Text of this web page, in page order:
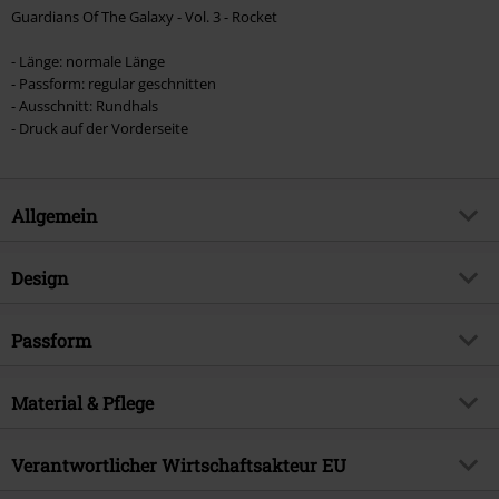
Guardians Of The Galaxy - Vol. 3 - Rocket
- Länge: normale Länge
- Passform: regular geschnitten
- Ausschnitt: Rundhals
- Druck auf der Vorderseite
Allgemein
Artikelnummer:
Produktthema
Signature
Entertainment License
Guardians Of The Galaxy
Design
Produkt-Typ
Bedruckt
Kragenform
Kragenlos
Passform
Passform/Oberteile
Material & Pflege
Obermaterial
100% Baumwolle
Verantwortlicher Wirtschaftsakteur EU